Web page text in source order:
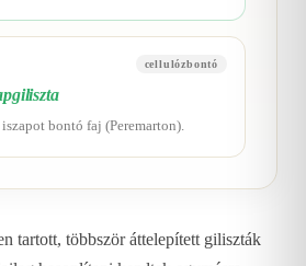
cellulózbontó
bontó faj (Peremarton).
tartott, többször áttelepített giliszták